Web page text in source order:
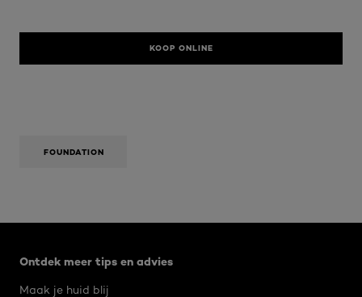
KOOP ONLINE
FOUNDATION
Ontdek meer tips en advies
Maak je huid blij